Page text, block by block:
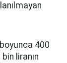
400
liranın